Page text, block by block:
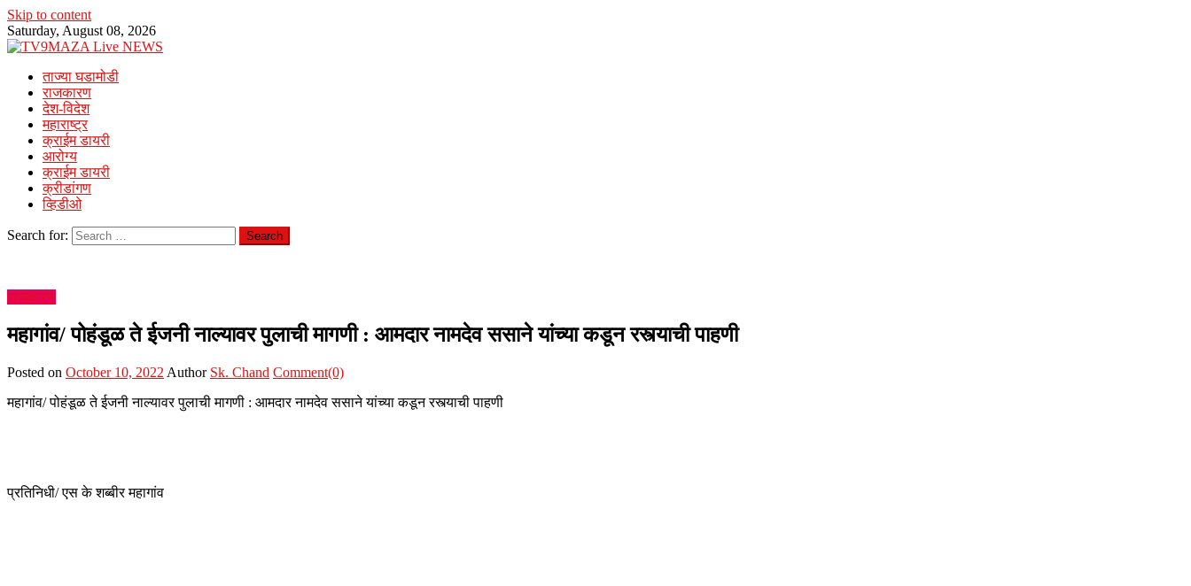
Skip to content
Saturday, August 08, 2026
ताज्या घडामोडी
राजकारण
देश-विदेश
महाराष्ट्र
क्राईम डायरी
आरोग्य
क्राईम डायरी
क्रीडांगण
व्हिडीओ
Search for:
राजकारण
महागांव/ पोहंडूळ ते ईजनी नाल्यावर पुलाची मागणी : आमदार नामदेव ससाने यांच्या कडून रस्त्याची पाहणी
Posted on October 10, 2022 Author Sk. Chand Comment(0)
महागांव/ पोहंडूळ ते ईजनी नाल्यावर पुलाची मागणी : आमदार नामदेव ससाने यांच्या कडून रस्त्याची पाहणी
प्रतिनिधी/ एस के शब्बीर महागांव